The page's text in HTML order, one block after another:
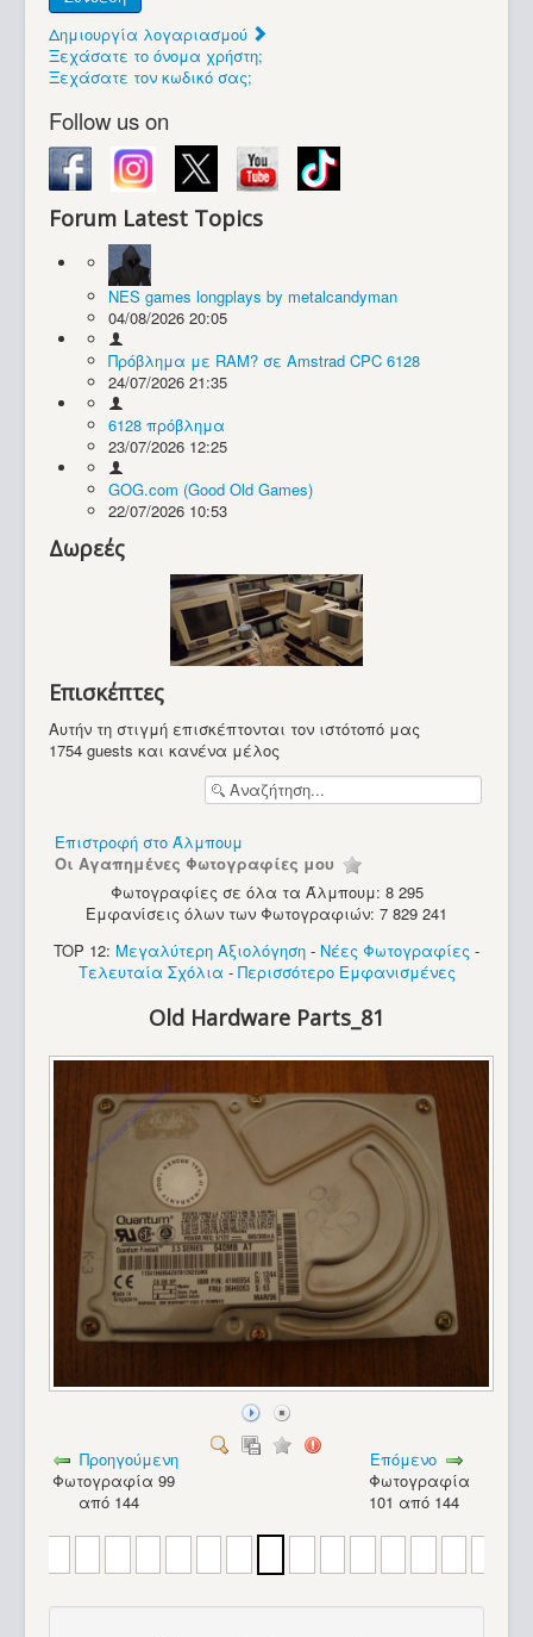
Συλλογές / Projects
Commodore Amiga 1200
Δημιουργία λογαριασμού
Ξεχάσατε το όνομα χρήστη;
Ξεχάσατε τον κωδικό σας;
Follow us on
Forum Latest Topics
NES games longplays by metalcandyman
04/08/2026 20:05
Πρόβλημα με RAM? σε Amstrad CPC 6128
24/07/2026 21:35
6128 πρόβλημα
23/07/2026 12:25
GOG.com (Good Old Games)
22/07/2026 10:53
Δωρεές
Επισκέπτες
Αυτήν τη στιγμή επισκέπτονται τον ιστότοπό μας
1754 guests και κανένα μέλος
Επιστροφή στο Άλμπουμ
Οι Αγαπημένες Φωτογραφίες μου
Φωτογραφίες σε όλα τα Άλμπουμ: 8 295
Εμφανίσεις όλων των Φωτογραφιών: 7 829 241
TOP 12: Μεγαλύτερη Αξιολόγηση - Νέες Φωτογραφίες -
Τελευταία Σχόλια - Περισσότερο Εμφανισμένες
Old Hardware Parts_81
Προηγούμενη
Φωτογραφία 99
από 144
Επόμενο
Φωτογραφία
101 από 144